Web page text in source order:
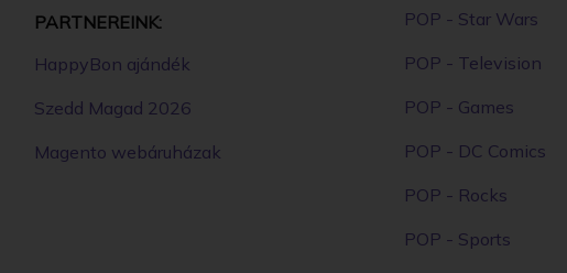
PARTNEREINK:
HappyBon ajándék
Szedd Magad 2026
Magento webáruházak
POP - Star Wars
POP - Television
POP - Games
POP - DC Comics
POP - Rocks
POP - Sports